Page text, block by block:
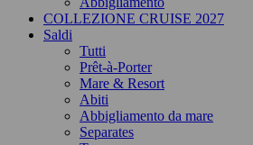
COLLEZIONE CRUISE 2027
Saldi
Tutti
Prêt-à-Porter
Mare & Resort
Abiti
Abbigliamento da mare
Separates